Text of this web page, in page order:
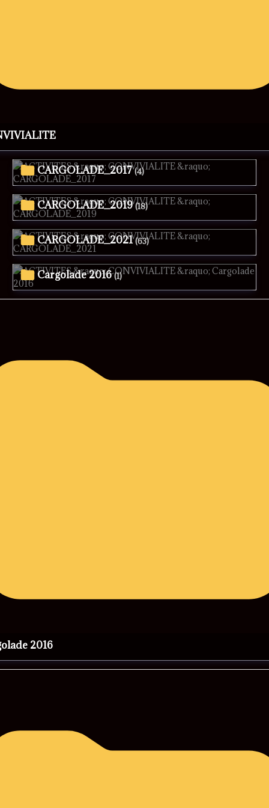
CARGOLADE_2017 (4)
CARGOLADE_2019 (18)
CARGOLADE_2021 (63)
Cargolade 2016 (1)
2016